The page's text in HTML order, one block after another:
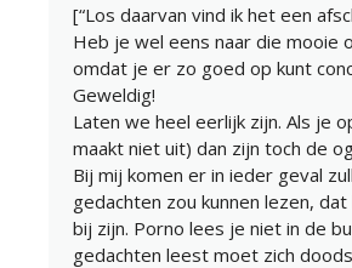
[“Los daarvan vind ik het een
Heb je wel eens naar die mooie
omdat je er zo goed op kunt
Geweldig!
Laten we heel eerlijk zijn. Als je
maakt niet uit) dan zijn toch de
Bij mij komen er in ieder geval
gedachten zou kunnen lezen,
bij zijn. Porno lees je niet in de
gedachten leest moet zich